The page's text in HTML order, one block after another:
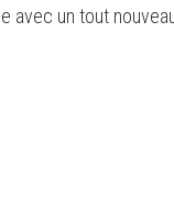
avec un tout